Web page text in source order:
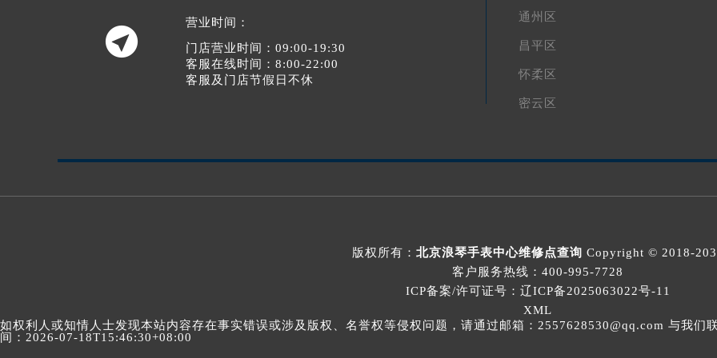

营业时间：
门店营业时间：09:00-19:30
客服在线时间：8:00-22:00
客服及门店节假日不休
通州区
昌平区
怀柔区
密云区
版权所有： 北京浪琴手表中心维修点查询 Copyright © 2018-
客户服务热线： 400-995-7728
ICP备案/许可证号：辽ICP备2025063022号-11
XML
如权利人或知情人士发现本站内容存在事实错误或涉及版权、名誉权等侵权问题，请通过邮箱：2557628530@qq.com 与我
间：2026-07-18T15:46:30+08:00